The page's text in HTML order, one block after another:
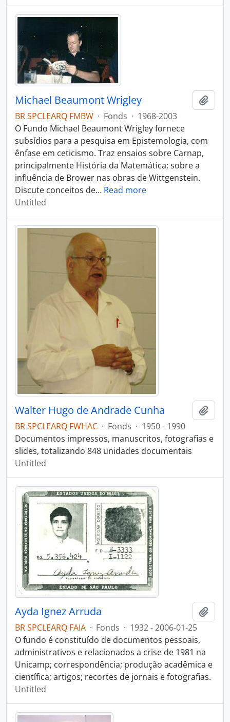
Michael Beaumont Wrigley
BR SPCLEARQ FMBW · Fonds · 1968-2003
O Fundo Michael Beaumont Wrigley fornece
subsídios para a pesquisa em Epistemologia, com
ênfase em ceticismo. Traz ensaios sobre Carnap,
principalmente História da Matemática; sobre a
influência de Brower nas obras de Wittgenstein.
Discute conceitos de… Read more
Untitled
Walter Hugo de Andrade Cunha
BR SPCLEARQ FWHAC · Fonds · 1950 - 1990
Documentos impressos, manuscritos, fotografias e
slides, totalizando 848 unidades documentais
Untitled
Ayda Ignez Arruda
BR SPCLEARQ FAIA · Fonds · 1932 - 2006-01-25
O fundo é constituído de documentos pessoais,
administrativos e relacionados a crise de 1981 na
Unicamp; correspondência; produção acadêmica e
científica; artigos; recortes de jornais e fotografias.
Untitled